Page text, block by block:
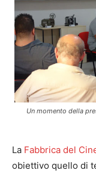
Un momento della
La Fabbrica del
obiettivo quello di